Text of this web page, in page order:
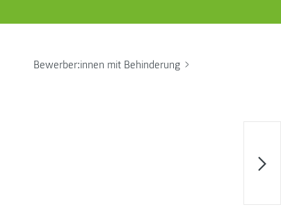
Bewerber:innen mit Behinderung